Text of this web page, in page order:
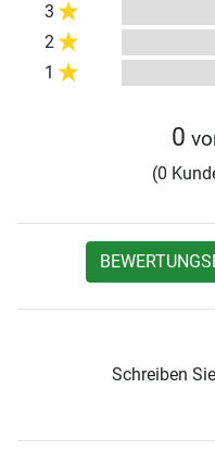
3
2
1
0
(0
Schreiben